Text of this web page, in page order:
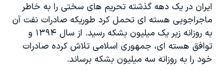
ایران در یک دهه گذشته تحریم های سختی را به خاطر
ماجراجویی هسته ای تحمل کرد طوریکه صادرات نفت آن
به روزانه زیر یک میلیون بشکه رسید. از سال ۱۳۹۴ و
توافق هسته ای، جمهوری اسلامی تلاش کرده صادرات
خود را به روزانه سه میلیون بشکه برساند.